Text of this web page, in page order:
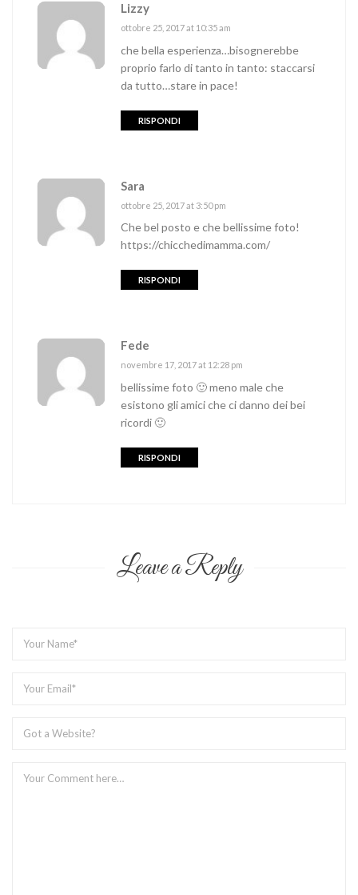
Lizzy
ottobre 25, 2017 at 10:35 am
che bella esperienza…bisognerebbe
proprio farlo di tanto in tanto: staccarsi
da tutto…stare in pace!
RISPONDI
Sara
ottobre 25, 2017 at 3:50 pm
Che bel posto e che bellissime foto!
https://chicchedimamma.com/
RISPONDI
Fede
novembre 17, 2017 at 12:28 pm
bellissime foto 🙂 meno male che
esistono gli amici che ci danno dei bei
ricordi 🙂
RISPONDI
Leave a Reply